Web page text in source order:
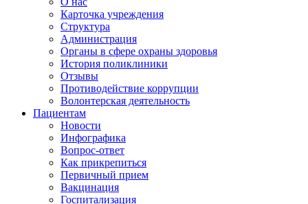
Карточка учреждения
Структура
Администрация
Органы в сфере охраны здоровья
История поликлиники
Отзывы
Противодействие коррупции
Волонтерская деятельность
Пациентам
Новости
Инфографика
Вопрос-ответ
Как прикрепиться
Первичный прием
Вакцинация
Госпитализация